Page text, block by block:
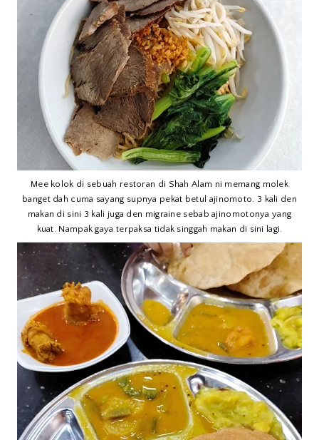
Mee kolok di sebuah restoran di Shah Alam ni memang molek
banget dah cuma sayang supnya pekat betul ajinomoto. 3 kali den
makan di sini 3 kali juga den migraine sebab ajinomotonya yang
kuat. Nampak gaya terpaksa tidak singgah makan di sini lagi.